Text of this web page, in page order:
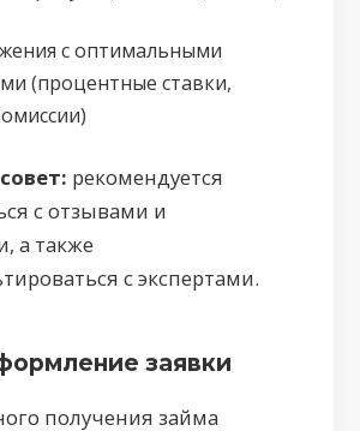
с оптимальными
(процентные ставки,
рекомендуется
с отзывами и
а также
с экспертами.
заявки
получения займа